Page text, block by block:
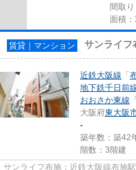
間取
面積
賃貸｜マンション サンライフ
近鉄大阪線 「
地下鉄千日前
おおさか東線
大阪府東大阪
-
築年数：築42
階数：3階建
サンライフ布施：近鉄大阪線布施